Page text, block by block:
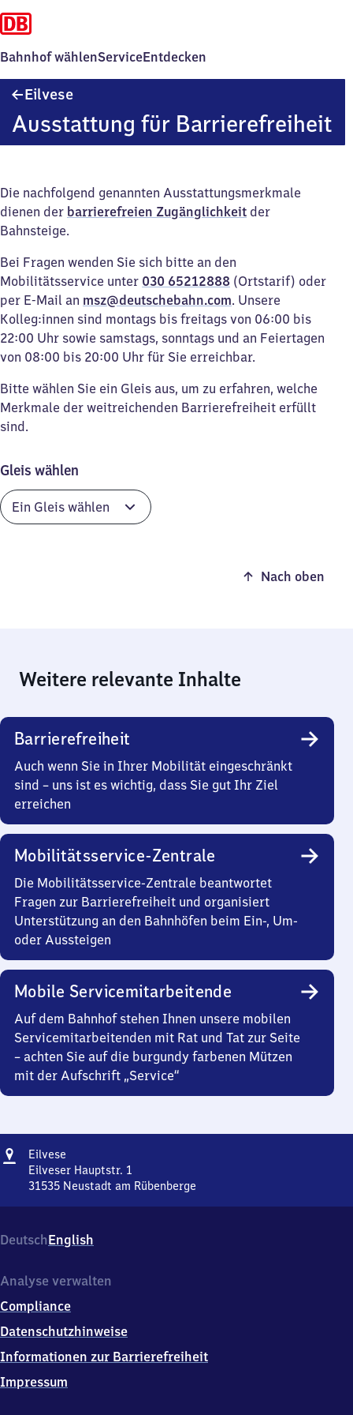
Bahnhof wählenServiceEntdecken
Eilvese
Ausstattung für Barrierefreiheit
Die nachfolgend genannten Ausstattungsmerkmale
dienen der barrierefreien Zugänglichkeit der
Bahnsteige.
Bei Fragen wenden Sie sich bitte an den
Mobilitätsservice unter 030 65212888 (Ortstarif) oder
per E-Mail an msz@deutschebahn.com. Unsere
Kolleg:innen sind montags bis freitags von 06:00 bis
22:00 Uhr sowie samstags, sonntags und an Feiertagen
von 08:00 bis 20:00 Uhr für Sie erreichbar.
Bitte wählen Sie ein Gleis aus, um zu erfahren, welche
Merkmale der weitreichenden Barrierefreiheit erfüllt
sind.
Gleis wählen
Nach oben
Weitere relevante Inhalte
Barrierefreiheit
Auch wenn Sie in Ihrer Mobilität eingeschränkt
sind – uns ist es wichtig, dass Sie gut Ihr Ziel
erreichen
Mobilitätsservice-Zentrale
Die Mobilitätsservice-Zentrale beantwortet
Fragen zur Barrierefreiheit und organisiert
Unterstützung an den Bahnhöfen beim Ein-, Um-
oder Aussteigen
Mobile Servicemitarbeitende
Auf dem Bahnhof stehen Ihnen unsere mobilen
Servicemitarbeitenden mit Rat und Tat zur Seite
– achten Sie auf die burgundy farbenen Mützen
mit der Aufschrift „Service“
Adresse
Eilvese
Eilveser Hauptstr. 1
31535 Neustadt am Rübenberge
Hauptstr.
1,
1
3
5
am
Rübenberge
DeutschEnglish
Analyse verwalten
Compliance
Datenschutzhinweise
Informationen zur Barrierefreiheit
Impressum